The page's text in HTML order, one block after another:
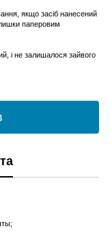
якщо засіб нанесений
паперовим
і не залишалося зайвого